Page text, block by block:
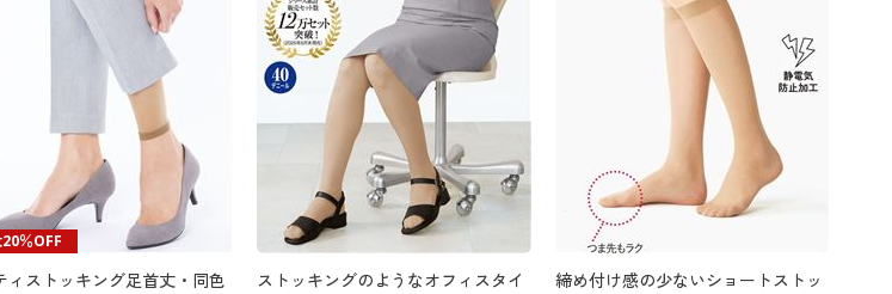
％OFF
ィストッキング足首丈・同色
ストッキングのようなオフィスタイ
締め付け感の少ないショートストッ